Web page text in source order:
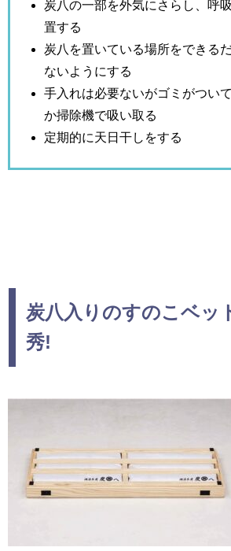
炭八の一部を外気にさらし、呼
置する
炭八を置いている場所をできる
ないようにする
手入れは必要ないがゴミがつい
か掃除機で吸い取る
定期的に天日干しをする
炭八入りのすのこベッ
秀!